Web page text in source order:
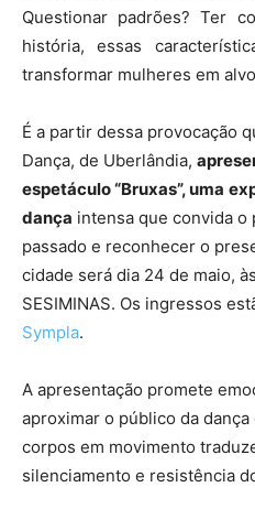
Questionar padrões? Ter
história, essas
transformar mulheres em
É a partir dessa provocação
Dança, de Uberlândia,
espetáculo “Bruxas”, uma
dança intensa que convida o
passado e reconhecer o
cidade será dia 24 de maio,
SESIMINAS. Os ingressos
Sympla.
A apresentação promete
aproximar o público da
corpos em movimento
silenciamento e resistência